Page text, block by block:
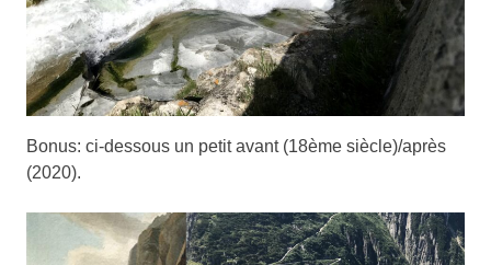
Bonus: ci-dessous un petit avant (18ème siècle)/après
(2020).